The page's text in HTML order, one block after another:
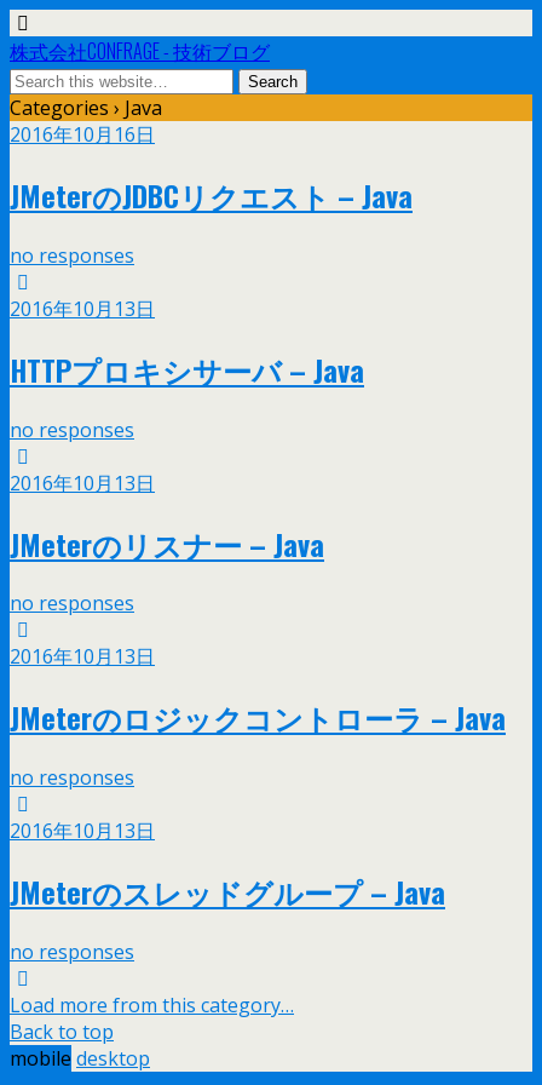
株式会社CONFRAGE - 技術ブログ
Categories › Java
2016年10月16日
JMeterのJDBCリクエスト – Java
no responses
2016年10月13日
HTTPプロキシサーバ – Java
no responses
2016年10月13日
JMeterのリスナー – Java
no responses
2016年10月13日
JMeterのロジックコントローラ – Java
no responses
2016年10月13日
JMeterのスレッドグループ – Java
no responses
Load more from this category…
Back to top
mobile desktop